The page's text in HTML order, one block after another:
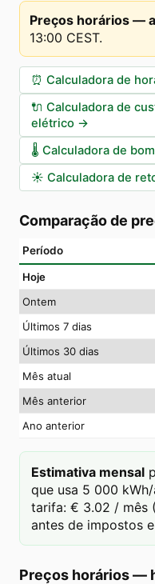
Preços horários —
13:00 CEST.
⏰ Calculadora de
🔌 Calculadora de
elétrico →
🌡️ Calculadora de
☀️ Calculadora de
Comparação de
Período
Hoje
Ontem
Últimos 7 dias
Últimos 30 dias
Mês atual
Mês anterior
Ano anterior
Estimativa mensal
que usa 5 000
tarifa: € 3.02 / mês
antes de impostos
Preços horários —